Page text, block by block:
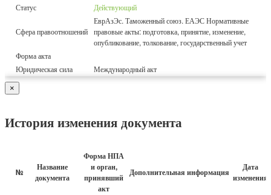
Статус Действующий
Сфера правоотношений
ЕврАзЭс. Таможенный союз. ЕАЭС Нормативные
правовые акты: подготовка, принятие, изменение,
опубликование, толкование, государственный учет
Форма акта
Юридическая сила
Международный акт
×
История изменения документа
№
Название
документа
Форма НПА
и орган,
принявший
акт
Дополнительная информация
Дата
изменения